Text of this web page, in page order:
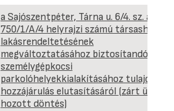
a Sajószentpéter, Tárna u. 6/4. sz. alatti
750/1/A/4 helyrajzi számú társasházi
lakásrendeltetésének
megváltoztatásához biztosítandó
személygépkocsi
parkolóhelyekkialakításához tulajdonosi
hozzájárulás elutasításáról (zárt ülésen
hozott döntés)